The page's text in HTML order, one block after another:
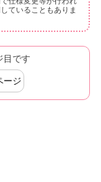
ていることもありま
目です
ージ